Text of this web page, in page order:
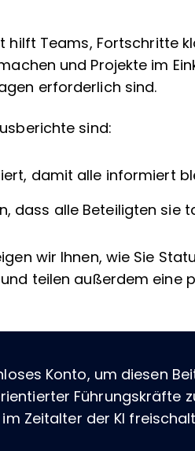
hilft Teams, Fortschritte
und Projekte im
erforderlich sind.
sind:
damit alle informiert
dass alle Beteiligten sie
wir Ihnen, wie Sie
teilen außerdem eine
Konto, um diesen
Führungskräfte
Zeitalter der KI